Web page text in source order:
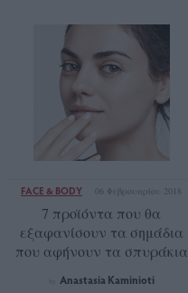
FACE & BODY 06 Φεβρουαρίου 2018
7 προϊόντα που θα
εξαφανίσουν τα σημάδια
που αφήνουν τα σπυράκια
Anastasia Kaminioti